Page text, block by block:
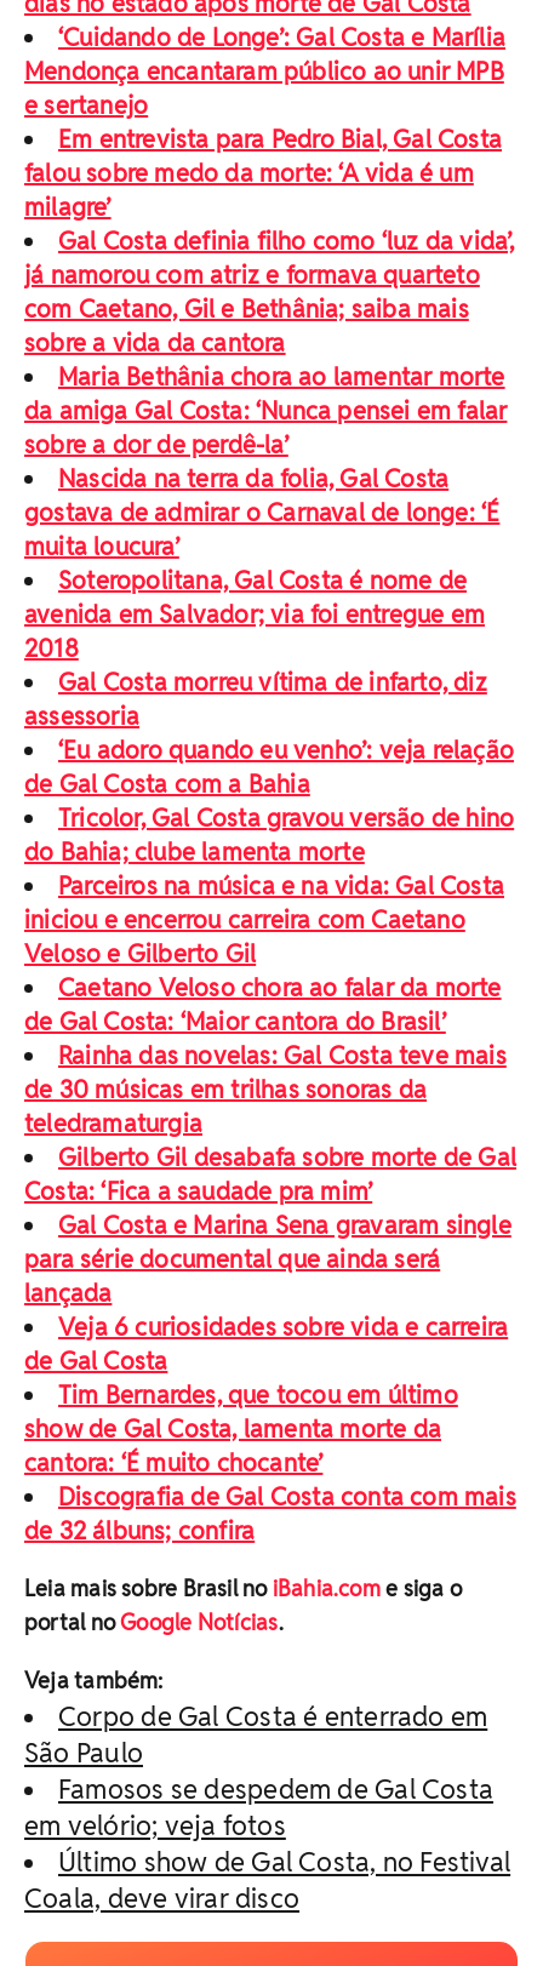
‘Cuidando de Longe’: Gal Costa e Marília
Mendonça encantaram público ao unir MPB
e sertanejo
Em entrevista para Pedro Bial, Gal Costa
falou sobre medo da morte: ‘A vida é um
milagre’
Gal Costa definia filho como ‘luz da vida’,
já namorou com atriz e formava quarteto
com Caetano, Gil e Bethânia; saiba mais
sobre a vida da cantora
Maria Bethânia chora ao lamentar morte
da amiga Gal Costa: ‘Nunca pensei em falar
sobre a dor de perdê-la’
Nascida na terra da folia, Gal Costa
gostava de admirar o Carnaval de longe: ‘É
muita loucura’
Soteropolitana, Gal Costa é nome de
avenida em Salvador; via foi entregue em
2018
Gal Costa morreu vítima de infarto, diz
assessoria
‘Eu adoro quando eu venho’: veja relação
de Gal Costa com a Bahia
Tricolor, Gal Costa gravou versão de hino
do Bahia; clube lamenta morte
Parceiros na música e na vida: Gal Costa
iniciou e encerrou carreira com Caetano
Veloso e Gilberto Gil
Caetano Veloso chora ao falar da morte
de Gal Costa: ‘Maior cantora do Brasil’
Rainha das novelas: Gal Costa teve mais
de 30 músicas em trilhas sonoras da
teledramaturgia
Gilberto Gil desabafa sobre morte de Gal
Costa: ‘Fica a saudade pra mim’
Gal Costa e Marina Sena gravaram single
para série documental que ainda será
lançada
Veja 6 curiosidades sobre vida e carreira
de Gal Costa
Tim Bernardes, que tocou em último
show de Gal Costa, lamenta morte da
cantora: ‘É muito chocante’
Discografia de Gal Costa conta com mais
de 32 álbuns; confira
Leia mais sobre Brasil no iBahia.come siga o
portal noGoogle Notícias.
Veja também:
Corpo de Gal Costa é enterrado em
São Paulo
Famosos se despedem de Gal Costa
em velório; veja fotos
Último show de Gal Costa, no Festival
Coala, deve virar disco